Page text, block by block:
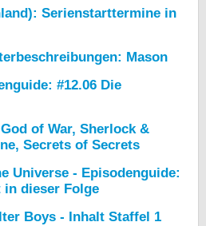
Serienstarttermine in
Mason
#12.06 Die
of War, Sherlock &
Secrets of Secrets
Universe - Episodenguide:
in dieser Folge
Boys - Inhalt Staffel 1